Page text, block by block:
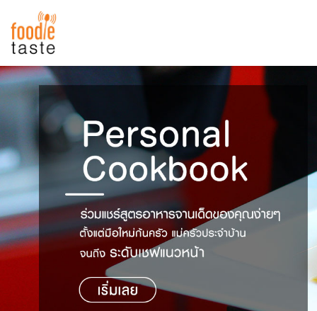
สูตรอาหาร
สูตรอาหารล่าสุด
Top Foodie
พาไปชิม
สารพันก้นครัว
เคล็ดลับน่ารู้
เปรียบเทียบหน่วยการตวง
เปรียบเทียบอุณหภูมิ
เปรียบเทียบน้ำหนักวัตถุดิบ
FoodPedia
สร้าง Cookbook